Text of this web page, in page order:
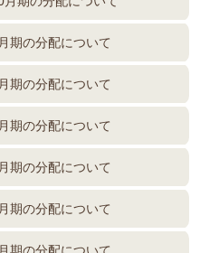
期の分配について
期の分配について
期の分配について
期の分配について
期の分配について